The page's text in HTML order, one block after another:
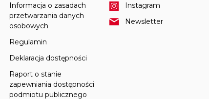
Informacja o zasadach
przetwarzania danych
osobowych
Regulamin
Deklaracja dostępności
Raport o stanie
zapewniania dostępności
podmiotu publicznego
Instagram
Newsletter